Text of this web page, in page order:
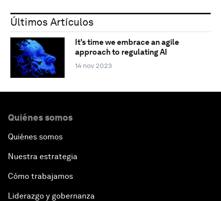
Últimos Artículos
It's time we embrace an agile
approach to regulating AI
14 nov 2023
Quiénes somos
Quiénes somos
Nuestra estrategia
Cómo trabajamos
Liderazgo y gobernanza